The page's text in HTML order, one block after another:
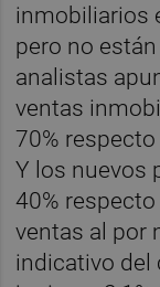
inmobiliarios
pero no
analistas
ventas
70%
Y los nuevos
40%
ventas al por
indicativo del